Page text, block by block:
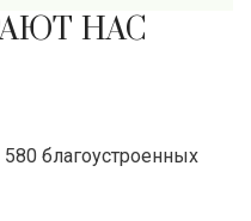
НАС
благоустроенных